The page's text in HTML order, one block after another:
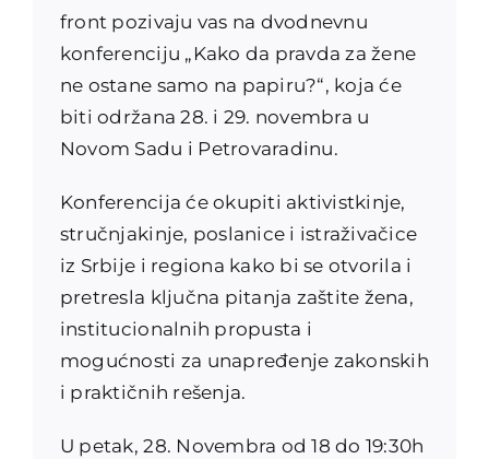
front pozivaju vas na dvodnevnu
konferenciju „Kako da pravda za žene
ne ostane samo na papiru?“, koja će
biti održana 28. i 29. novembra u
Novom Sadu i Petrovaradinu.
Konferencija će okupiti aktivistkinje,
stručnjakinje, poslanice i istraživačice
iz Srbije i regiona kako bi se otvorila i
pretresla ključna pitanja zaštite žena,
institucionalnih propusta i
mogućnosti za unapređenje zakonskih
i praktičnih rešenja.
U petak, 28. Novembra od 18 do 19:30h